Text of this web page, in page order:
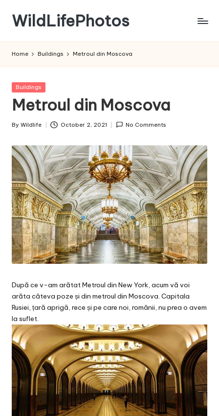
Skip
content
WildLifePhotos
its
Home Buildings Metroul din Moscova
Posted
Buildings
Metroul din Moscova
Posted
By Wildlife October 2, 2021 No Comments
După ce v-am arătatMetroul din New York, acum vă voi
arăta câteva poze și din metroul din Moscova. Capitala
Rusiei, țară aprigă, rece și pe care noi, românii, nu prea o avem
la suflet.